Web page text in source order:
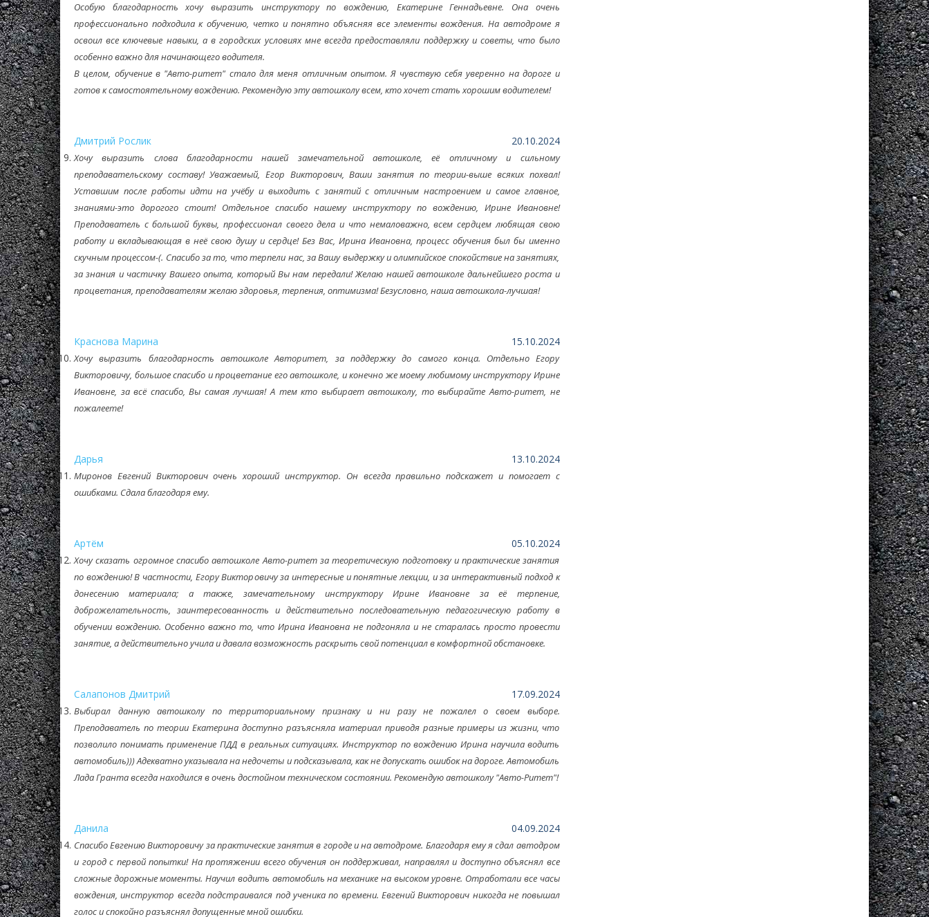
Особую благодарность хочу выразить инструктору по вождению, Екатерине Геннадьевне. Она очень
профессионально подходила к обучению, четко и понятно объясняя все элементы вождения. На автодроме я
освоил все ключевые навыки, а в городских условиях мне всегда предоставляли поддержку и советы, что было
особенно важно для начинающего водителя.
В целом, обучение в "Авто-ритет" стало для меня отличным опытом. Я чувствую себя уверенно на дороге и
готов к самостоятельному вождению. Рекомендую эту автошколу всем, кто хочет стать хорошим водителем!
Дмитрий Рослик 20.10.2024
Хочу выразить слова благодарности нашей замечательной автошколе, её отличному и сильному
преподавательскому составу! Уважаемый, Егор Викторович, Ваши занятия по теории-выше всяких похвал!
Уставшим после работы идти на учёбу и выходить с занятий с отличным настроением и самое главное,
знаниями-это дорогого стоит! Отдельное спасибо нашему инструктору по вождению, Ирине Ивановне!
Преподаватель с большой буквы, профессионал своего дела и что немаловажно, всем сердцем любящая свою
работу и вкладывающая в неё свою душу и сердце! Без Вас, Ирина Ивановна, процесс обучения был бы именно
скучным процессом-(. Спасибо за то, что терпели нас, за Вашу выдержку и олимпийское спокойствие на занятиях,
за знания и частичку Вашего опыта, который Вы нам передали! Желаю нашей автошколе дальнейшего роста и
процветания, преподавателям желаю здоровья, терпения, оптимизма! Безусловно, наша автошкола-лучшая!
Краснова Марина 15.10.2024
Хочу выразить благодарность автошколе Авторитет, за поддержку до самого конца. Отдельно Егору
Викторовичу, большое спасибо и процветание его автошколе, и конечно же моему любимому инструктору Ирине
Ивановне, за всё спасибо, Вы самая лучшая! А тем кто выбирает автошколу, то выбирайте Авто-ритет, не
пожалеете!
Дарья 13.10.2024
Миронов Евгений Викторович очень хороший инструктор. Он всегда правильно подскажет и помогает с
ошибками. Сдала благодаря ему.
Артём 05.10.2024
Хочу сказать огромное спасибо автошколе Авто-ритет за теоретическую подготовку и практические занятия
по вождению! В частности, Егору Викторовичу за интересные и понятные лекции, и за интерактивный подход к
донесению материала; а также, замечательному инструктору Ирине Ивановне за её терпение,
доброжелательность, заинтересованность и действительно последовательную педагогическую работу в
обучении вождению. Особенно важно то, что Ирина Ивановна не подгоняла и не старалась просто провести
занятие, а действительно учила и давала возможность раскрыть свой потенциал в комфортной обстановке.
Салапонов Дмитрий 17.09.2024
Выбирал данную автошколу по территориальному признаку и ни разу не пожалел о своем выборе.
Преподаватель по теории Екатерина доступно разъясняла материал приводя разные примеры из жизни, что
позволило понимать применение ПДД в реальных ситуациях. Инструктор по вождению Ирина научила водить
автомобиль))) Адекватно указывала на недочеты и подсказывала, как не допускать ошибок на дороге. Автомобиль
Лада Гранта всегда находился в очень достойном техническом состоянии. Рекомендую автошколу "Авто-Ритет"!
Данила 04.09.2024
Спасибо Евгению Викторовичу за практические занятия в городе и на автодроме. Благодаря ему я сдал автодром
и город с первой попытки! На протяжении всего обучения он поддерживал, направлял и доступно объяснял все
сложные дорожные моменты. Научил водить автомобиль на механике на высоком уровне. Отработали все часы
вождения, инструктор всегда подстраивался под ученика по времени. Евгений Викторович никогда не повышал
голос и спокойно разъяснял допущенные мной ошибки.